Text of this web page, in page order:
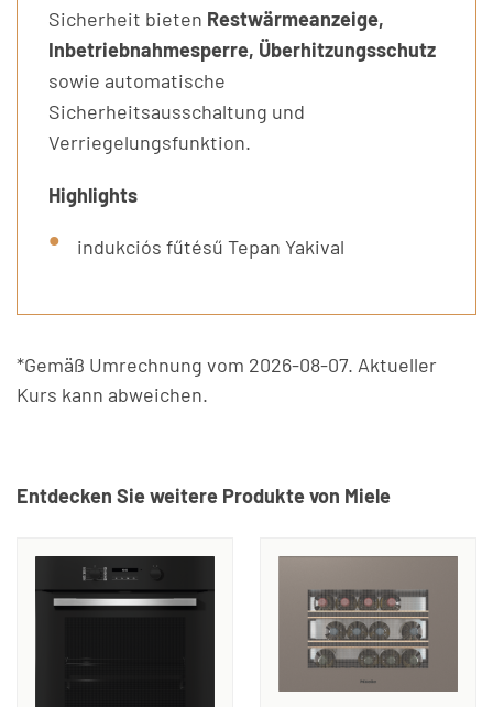
Sicherheit bieten Restwärmeanzeige,
Inbetriebnahmesperre, Überhitzungsschutz
sowie automatische
Sicherheitsausschaltung und
Verriegelungsfunktion.
Highlights
indukciós fűtésű Tepan Yakival
*Gemäß Umrechnung vom 2026-08-07. Aktueller
Kurs kann abweichen.
Entdecken Sie weitere Produkte von Miele